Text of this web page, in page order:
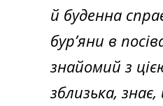
й буденна
бур’яни в
знайомий з
зблизька,